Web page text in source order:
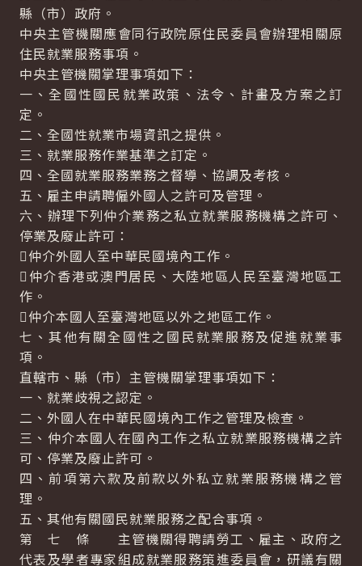
縣（市）政府。
中央主管機關應會同行政院原住民委員會辦理相關原
住民就業服務事項。
中央主管機關掌理事項如下：
一、全國性國民就業政策、法令、計畫及方案之訂
定。
二、全國性就業市場資訊之提供。
三、就業服務作業基準之訂定。
四、全國就業服務業務之督導、協調及考核。
五、雇主申請聘僱外國人之許可及管理。
六、辦理下列仲介業務之私立就業服務機構之許可、
停業及廢止許可：
仲介外國人至中華民國境內工作。
仲介香港或澳門居民、大陸地區人民至臺灣地區工
作。
仲介本國人至臺灣地區以外之地區工作。
七、其他有關全國性之國民就業服務及促進就業事
項。
直轄市、縣（市）主管機關掌理事項如下：
一、就業歧視之認定。
二、外國人在中華民國境內工作之管理及檢查。
三、仲介本國人在國內工作之私立就業服務機構之許
可、停業及廢止許可。
四、前項第六款及前款以外私立就業服務機構之管
理。
五、其他有關國民就業服務之配合事項。
第 七 條 主管機關得聘請勞工、雇主、政府之
代表及學者專家組成就業服務策進委員會，研議有關